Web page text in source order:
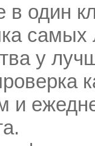
один
у
и